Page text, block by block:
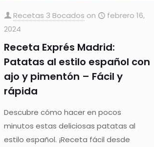
Recetas 3 Bocados on
febrero 16,
2024
Receta Exprés Madrid:
Patatas al estilo español con
ajo y pimentón – Fácil y
rápida
Descubre cómo hacer en pocos
minutos estas deliciosas patatas al
estilo español. ¡Receta fácil desde